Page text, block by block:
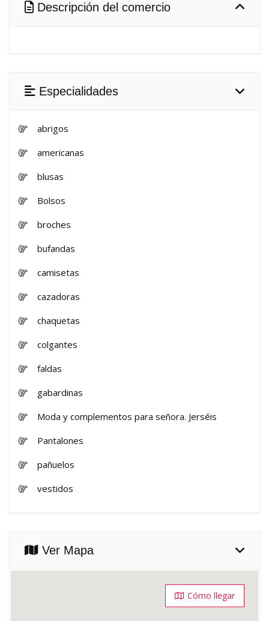
Descripción del comercio
Especialidades
abrigos
americanas
blusas
Bolsos
broches
bufandas
camisetas
cazadoras
chaquetas
colgantes
faldas
gabardinas
Moda y complementos para señora. Jerséis
Pantalones
pañuelos
vestidos
Ver Mapa
Cómo llegar